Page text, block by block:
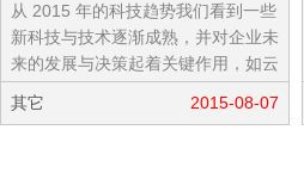
从 2015 年的科技趋势我们看到一些
新科技与技术逐渐成熟，并对企业未
来的发展与决策起着关键作用，如云
业、数字...
其它 2015-08-07